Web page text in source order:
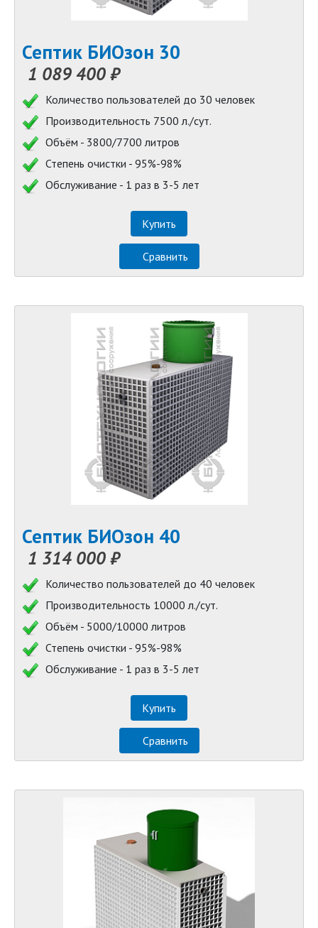
Септик БИОзон 30
1 089 400 ₽
Количество пользователей до 30 человек
Производительность 7500 л./сут.
Объём - 3800/7700 литров
Степень очистки - 95%-98%
Обслуживание - 1 раз в 3-5 лет
Купить
Сравнить
Септик БИОзон 40
1 314 000 ₽
Количество пользователей до 40 человек
Производительность 10000 л./сут.
Объём - 5000/10000 литров
Степень очистки - 95%-98%
Обслуживание - 1 раз в 3-5 лет
Купить
Сравнить